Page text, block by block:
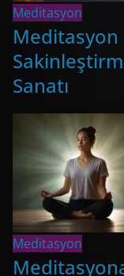
Meditasyon
Meditasyon
Sanatı
Meditasyon